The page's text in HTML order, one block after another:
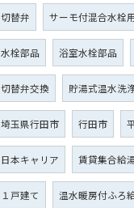
切替弁 サーモ付混合水栓
水栓部品 浴室水栓部品
切替弁交換 貯湯式温水洗
埼玉県行田市 行田市
日本キャリア 賃貸集合給
１戸建て 温水暖房付ふろ